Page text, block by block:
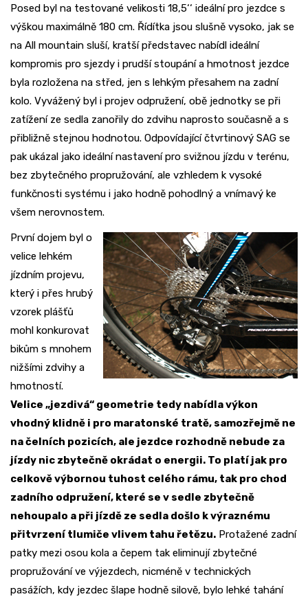
Posed byl na testované velikosti 18,5‘‘ ideální pro jezdce s
výškou maximálně 180 cm. Řídítka jsou slušně vysoko, jak se
na All mountain sluší, kratší představec nabídl ideální
kompromis pro sjezdy i prudší stoupání a hmotnost jezdce
byla rozložena na střed, jen s lehkým přesahem na zadní
kolo. Vyvážený byl i projev odpružení, obě jednotky se při
zatížení ze sedla zanořily do zdvihu naprosto současně a s
přibližně stejnou hodnotou. Odpovídající čtvrtinový SAG se
pak ukázal jako ideální nastavení pro svižnou jízdu v terénu,
bez zbytečného propružování, ale vzhledem k vysoké
funkčnosti systému i jako hodně pohodlný a vnímavý ke
všem nerovnostem.
První dojem byl o
velice lehkém
jízdním projevu,
který i přes hrubý
vzorek plášťů
mohl konkurovat
bikům s mnohem
nižšími zdvihy a
hmotností.
Velice „jezdivá“ geometrie tedy nabídla výkon
vhodný klidně i pro maratonské tratě, samozřejmě ne
na čelních pozicích, ale jezdce rozhodně nebude za
jízdy nic zbytečně okrádat o energii. To platí jak pro
celkově výbornou tuhost celého rámu, tak pro chod
zadního odpružení, které se v sedle zbytečně
nehoupalo a při jízdě ze sedla došlo k výraznému
přitvrzení tlumiče vlivem tahu řetězu. Protažené zadní
patky mezi osou kola a čepem tak eliminují zbytečné
propružování ve výjezdech, nicméně v technických
pasážích, kdy jezdec šlape hodně silově, bylo lehké tahání